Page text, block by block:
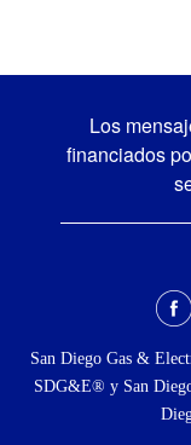
Los
financiados
social
San Diego Gas &
SDG&E® y San